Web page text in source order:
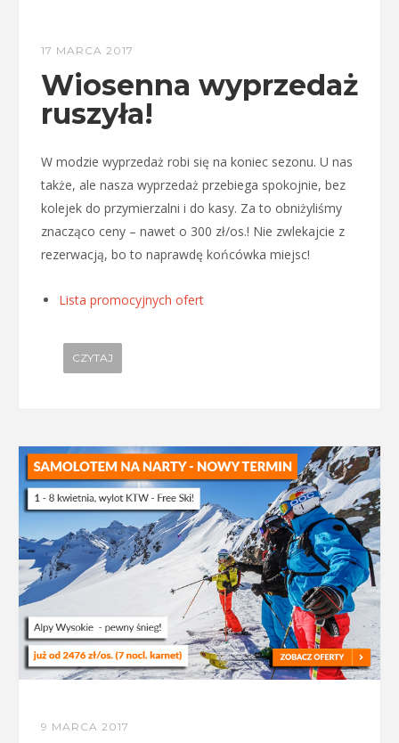
17 MARCA 2017
Wiosenna wyprzedaż
ruszyła!
W modzie wyprzedaż robi się na koniec sezonu. U nas
także, ale nasza wyprzedaż przebiega spokojnie, bez
kolejek do przymierzalni i do kasy. Za to obniżyliśmy
znacząco ceny – nawet o 300 zł/os.! Nie zwlekajcie z
rezerwacją, bo to naprawdę końcówka miejsc!
Lista promocyjnych ofert
CZYTAJ
9 MARCA 2017